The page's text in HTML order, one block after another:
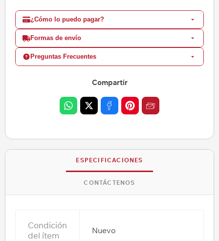
¿Cómo lo puedo pagar?
Formas de envío
Preguntas Frecuentes
Compartir
ESPECIFICACIONES
CONTÁCTENOS
Condición
del ítem
Nuevo